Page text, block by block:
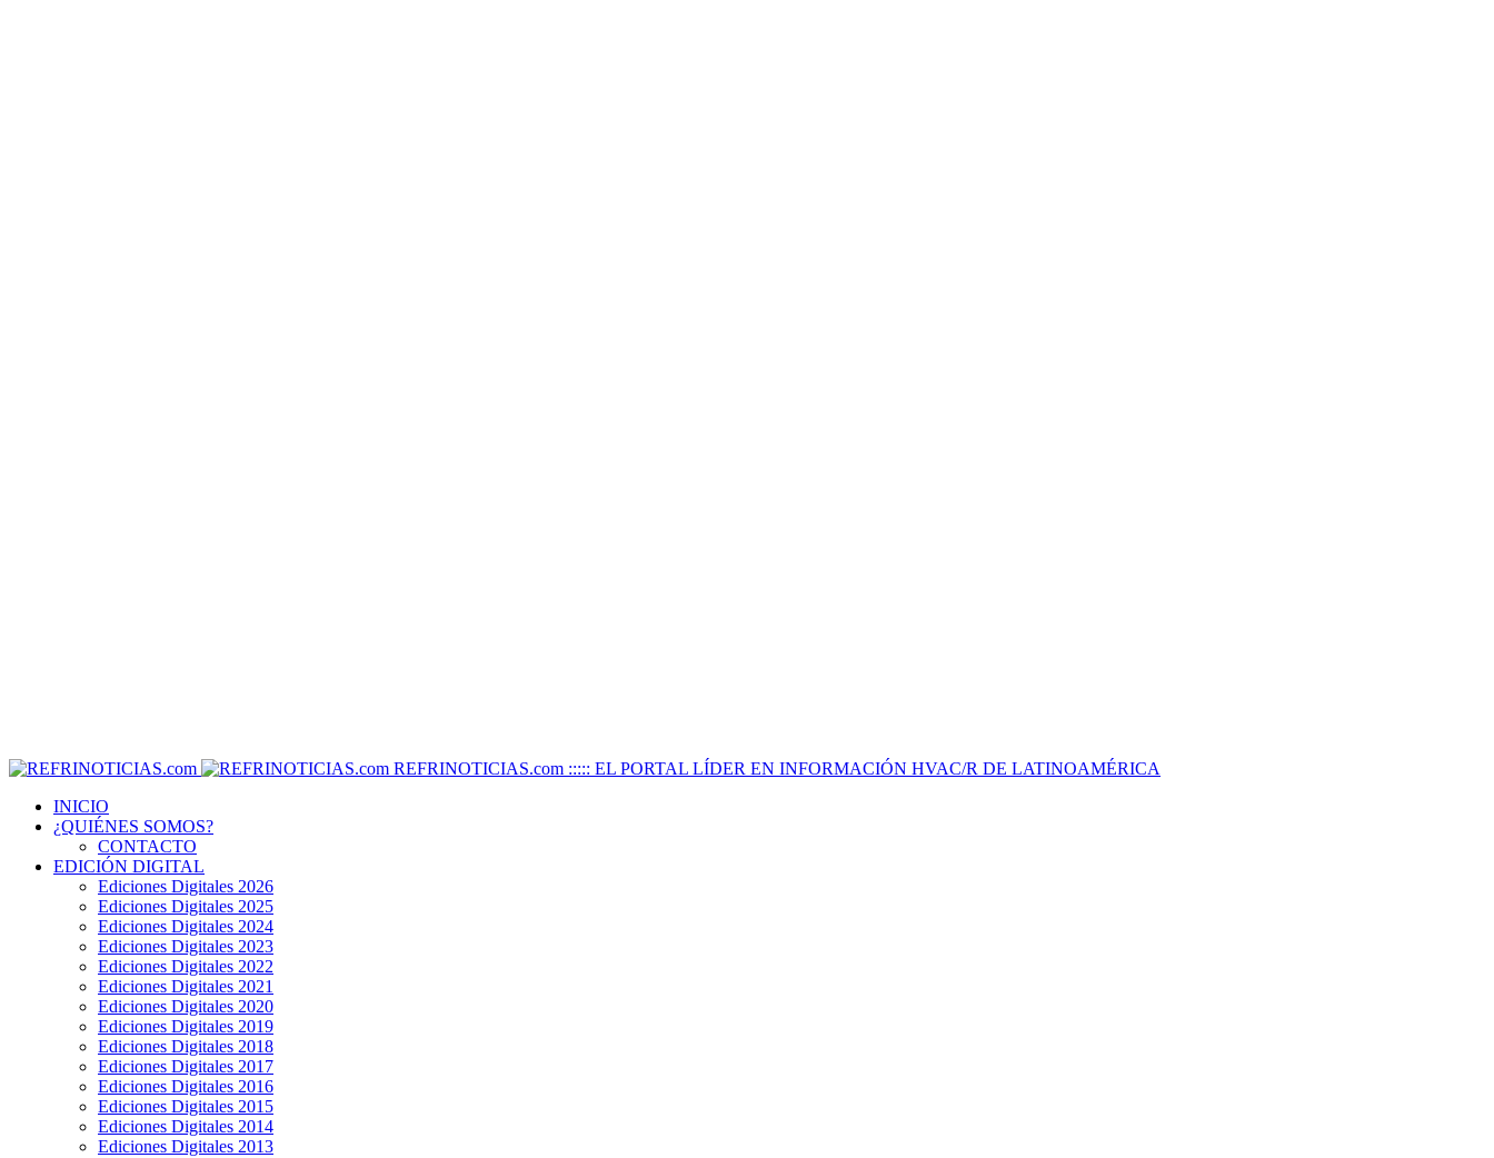
REFRINOTICIAS.com ::::: EL PORTAL LÍDER EN INFORMACIÓN HVAC/R DE LATINOAMÉRICA
INICIO
¿QUIÉNES SOMOS?
CONTACTO
EDICIÓN DIGITAL
Ediciones Digitales 2026
Ediciones Digitales 2025
Ediciones Digitales 2024
Ediciones Digitales 2023
Ediciones Digitales 2022
Ediciones Digitales 2021
Ediciones Digitales 2020
Ediciones Digitales 2019
Ediciones Digitales 2018
Ediciones Digitales 2017
Ediciones Digitales 2016
Ediciones Digitales 2015
Ediciones Digitales 2014
Ediciones Digitales 2013